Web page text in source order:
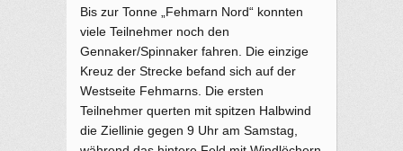
Bis zur Tonne „Fehmarn Nord“ konnten
viele Teilnehmer noch den
Gennaker/Spinnaker fahren. Die einzige
Kreuz der Strecke befand sich auf der
Westseite Fehmarns. Die ersten
Teilnehmer querten mit spitzen Halbwind
die Ziellinie gegen 9 Uhr am Samstag,